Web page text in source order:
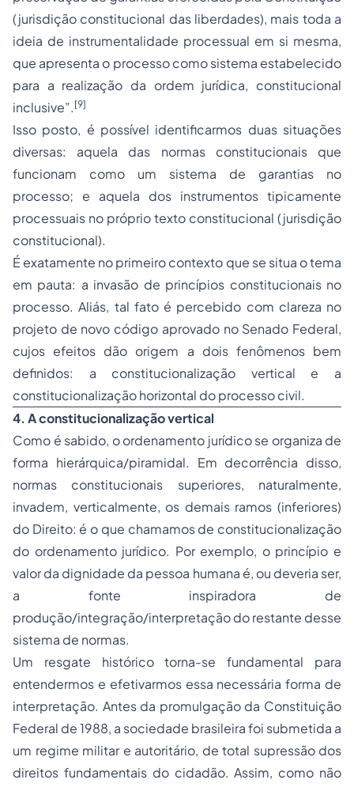
(jurisdição constitucional das liberdades), mais toda a
ideia de instrumentalidade processual em si mesma,
que apresenta o processo como sistema estabelecido
para a realização da ordem jurídica, constitucional
inclusive”. [9]
Isso posto, é possível identificarmos duas situações
diversas: aquela das normas constitucionais que
funcionam como um sistema de garantias no
processo; e aquela dos instrumentos tipicamente
processuais no próprio texto constitucional (jurisdição
constitucional).
É exatamente no primeiro contexto que se situa o tema
em pauta: a invasão de princípios constitucionais no
processo. Aliás, tal fato é percebido com clareza no
projeto de novo código aprovado no Senado Federal,
cujos efeitos dão origem a dois fenômenos bem
definidos: a constitucionalização vertical e a
constitucionalização horizontal do processo civil.
4. A constitucionalização vertical
Como é sabido, o ordenamento jurídico se organiza de
forma hierárquica/piramidal. Em decorrência disso,
normas constitucionais superiores, naturalmente,
invadem, verticalmente, os demais ramos (inferiores)
do Direito: é o que chamamos de constitucionalização
do ordenamento jurídico. Por exemplo, o princípio e
valor da dignidade da pessoa humana é, ou deveria ser,
a fonte inspiradora de
produção/integração/interpretação do restante desse
sistema de normas.
Um resgate histórico torna-se fundamental para
entendermos e efetivarmos essa necessária forma de
interpretação. Antes da promulgação da Constituição
Federal de 1988, a sociedade brasileira foi submetida a
um regime militar e autoritário, de total supressão dos
direitos fundamentais do cidadão. Assim, como não